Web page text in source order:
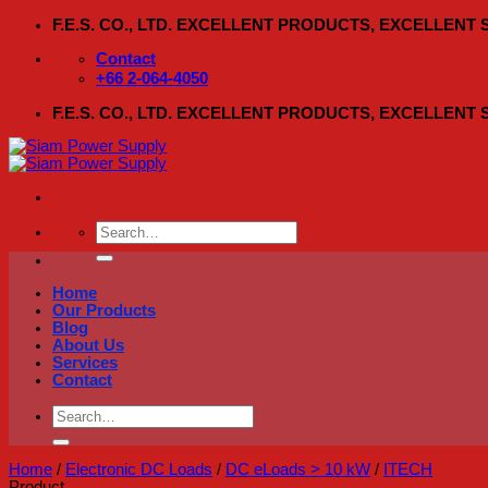
Skip
content
F.E.S. CO., LTD. EXCELLENT PRODUCTS, EXCELLENT
Contact
+66 2-064-4050
F.E.S. CO., LTD. EXCELLENT PRODUCTS, EXCELLENT
Search
for:
Home
Our Products
Blog
About Us
Services
Contact
Search
for:
Home / Electronic DC Loads / DC eLoads > 10 kW / ITECH